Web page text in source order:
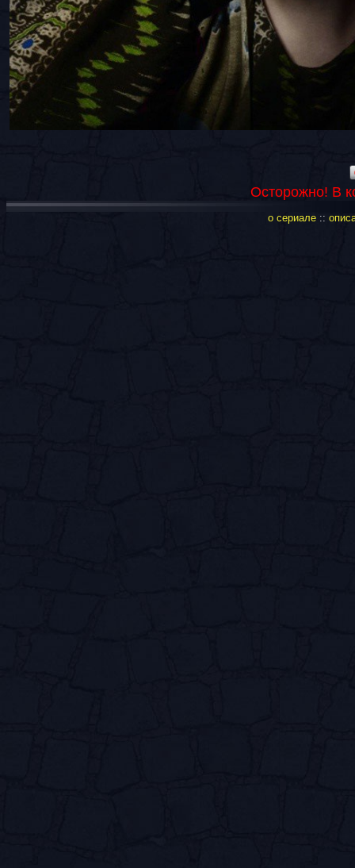
Осторожно! В
о сериале ::